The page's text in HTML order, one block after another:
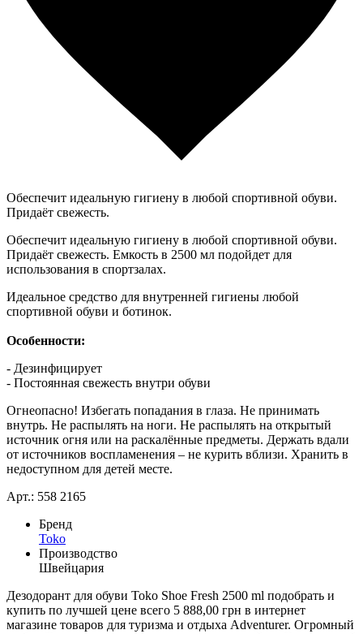
Обеспечит идеальную гигиену в любой спортивной обуви.
Придаёт свежесть.
Обеспечит идеальную гигиену в любой спортивной обуви.
Придаёт свежесть. Емкость в 2500 мл подойдет для
использования в спортзалах.
Идеальное средство для внутренней гигиены любой
спортивной обуви и ботинок.
Особенности:
- Дезинфицирует
- Постоянная свежесть внутри обуви
Огнеопасно! Избегать попадания в глаза. Не принимать
внутрь. Не распылять на ноги. Не распылять на открытый
источник огня или на раскалённые предметы. Держать вдали
от источников воспламенения – не курить вблизи. Хранить в
недоступном для детей месте.
Арт.: 558 2165
Бренд
Toko
Производство
Швейцария
Дезодорант для обуви Toko Shoe Fresh 2500 ml подобрать и
купить по лучшей цене всего 5 888,00 грн в интернет
магазине товаров для туризма и отдыха Adventurer. Огромный